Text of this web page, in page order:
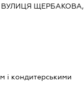
ВУЛИЦЯ ЩЕРБАКОВА,
і кондитерськими